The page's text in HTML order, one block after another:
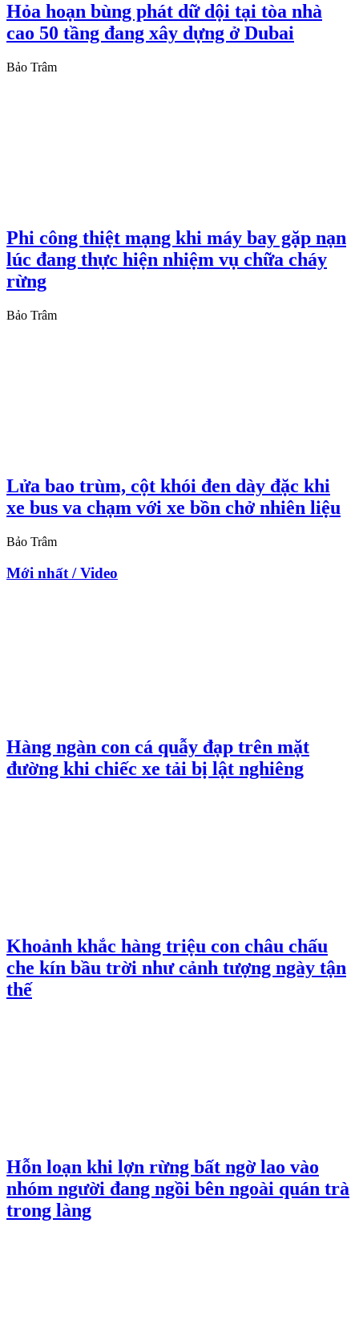
Hỏa hoạn bùng phát dữ dội tại tòa nhà
cao 50 tầng đang xây dựng ở Dubai
Bảo Trâm
Phi công thiệt mạng khi máy bay gặp nạn
lúc đang thực hiện nhiệm vụ chữa cháy
rừng
Bảo Trâm
Lửa bao trùm, cột khói đen dày đặc khi
xe bus va chạm với xe bồn chở nhiên liệu
Bảo Trâm
Mới nhất / Video
Hàng ngàn con cá quẫy đạp trên mặt
đường khi chiếc xe tải bị lật nghiêng
Khoảnh khắc hàng triệu con châu chấu
che kín bầu trời như cảnh tượng ngày tận
thế
Hỗn loạn khi lợn rừng bất ngờ lao vào
nhóm người đang ngồi bên ngoài quán trà
trong làng